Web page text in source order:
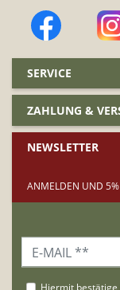
SERVICE
ZAHLUNG &
NEWSLETTER
ANMELDEN UND